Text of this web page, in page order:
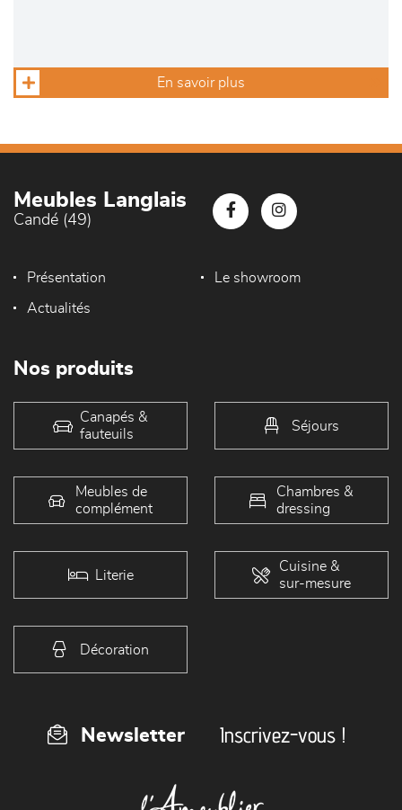
En savoir plus
Meubles Langlais
Candé (49)
Présentation Le showroom
Actualités
Nos produits
Canapés &
fauteuils
Séjours
Meubles de
complément
Chambres &
dressing
Literie
Cuisine &
sur-mesure
Décoration
Newsletter Inscrivez-vous !